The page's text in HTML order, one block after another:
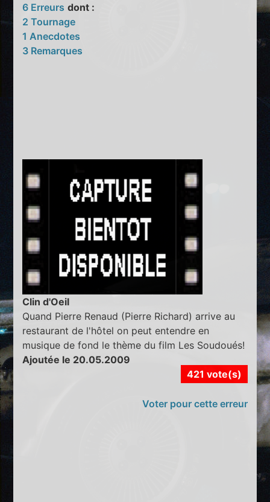
6 Erreurs dont :
2 Tournage
1 Anecdotes
3 Remarques
Clin d'Oeil
Quand Pierre Renaud (Pierre Richard) arrive au
restaurant de l'hôtel on peut entendre en
musique de fond le thème du film Les Soudoués!
Ajoutée le 20.05.2009
421 vote(s)
Voter pour cette erreur